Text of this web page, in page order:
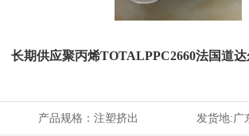
长期供应聚丙烯TOTALPPC2660法国道
产品规格： 注塑挤出 发货地:广